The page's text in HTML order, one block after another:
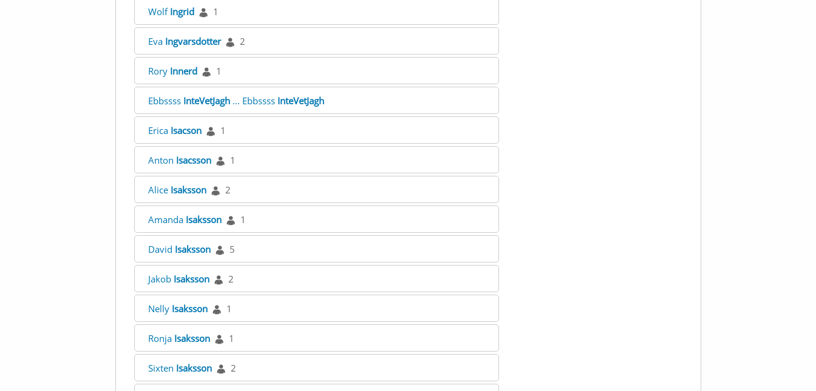
Wolf Ingrid 1
Eva Ingvarsdotter 2
Rory Innerd 1
Ebbssss InteVetJagh... Ebbssss InteVetJagh
Erica Isacson 1
Anton Isacsson 1
Alice Isaksson 2
Amanda Isaksson 1
David Isaksson 5
Jakob Isaksson 2
Nelly Isaksson 1
Ronja Isaksson 1
Sixten Isaksson 2